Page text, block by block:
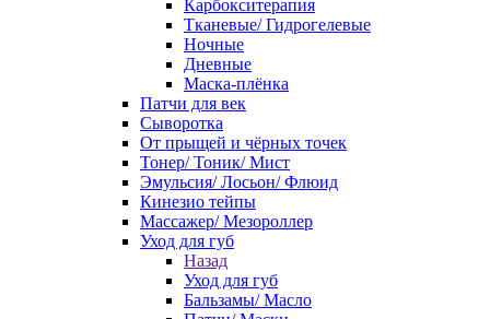
Карбокситерапия
Тканевые/ Гидрогелевые
Ночные
Дневные
Маска-плёнка
Патчи для век
Сыворотка
От прыщей и чёрных точек
Тонер/ Тоник/ Мист
Эмульсия/ Лосьон/ Флюид
Кинезио тейпы
Массажер/ Мезороллер
Уход для губ
Назад
Уход для губ
Бальзамы/ Масло